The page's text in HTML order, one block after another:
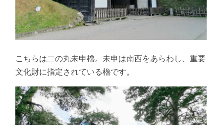
こちらは二の丸未申櫓。未申は南西をあらわし、重要
文化財に指定されている櫓です。